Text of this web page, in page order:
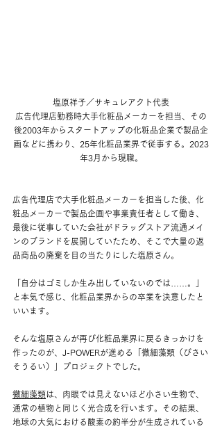
塩原祥子／サキュレアクト代表
広告代理店勤務時大手化粧品メーカーを担当、その
後2003年からスタートアップの化粧品企業で製品企
画などに携わり、25年化粧品業界で従事する。2023
年3月から現職。
広告代理店で大手化粧品メーカーを担当した後、化
粧品メーカーで製品企画や事業責任者として働き、
最後に従事していた会社がドラッグストア流通メイ
ンのブランドを展開していたため、そこで大量の返
品商品の廃棄を目の当たりにした塩原さん。
「自分はゴミしか生み出していないのでは……。」
と本気で感じ、化粧品業界からの卒業を決意したと
いいます。
そんな塩原さんが再び化粧品業界に戻るきっかけを
作ったのが、J-POWERが進める「微細藻類（びさい
そうるい）」プロジェクトでした。
微細藻類は、肉眼では見えないほど小さい生物で、
通常の植物と同じく光合成を行います。その結果、
地球の大気における酸素の約半分が生成されている